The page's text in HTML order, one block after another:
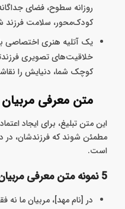
روزانه سطوح، فضای
کودک‌محور، سلامت فرزند
یک آتلیه هنری اختصاصی
خلاقیت‌های تصویری
کوچک شما، دنیایش را
متن معرفی
این متن تبلیغ، برای ایجاد
مطمئن شوند که فرزندشان، در
است.
5 نمونه متن معرفی مربیان و کادر آموزشی
در [نام مهد]، مربیان ما